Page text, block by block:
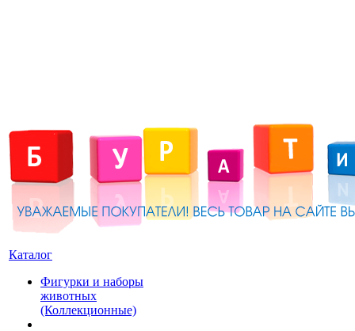
Каталог
Фигурки и наборы
животных
(Коллекционные)